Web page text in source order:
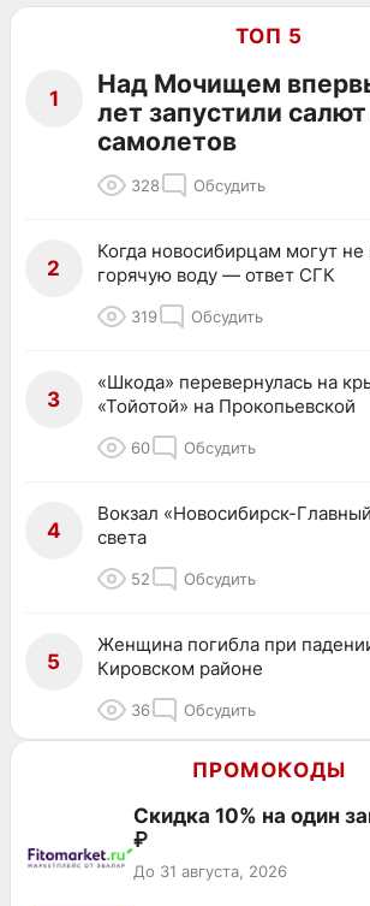
ТОП 5
1
Над Мочищем
лет запустили салют
самолетов
328 Обсудить
2
Когда новосибирцам могут не
горячую воду — ответ СГК
319 Обсудить
3
«Шкода» перевернулась на
«Тойотой» на Прокопьевской
60 Обсудить
4
Вокзал «Новосибирск-
света
52 Обсудить
5
Женщина погибла при
Кировском районе
36 Обсудить
ПРОМОКОДЫ
Скидка 10% на один
₽
До 31 августа, 2026